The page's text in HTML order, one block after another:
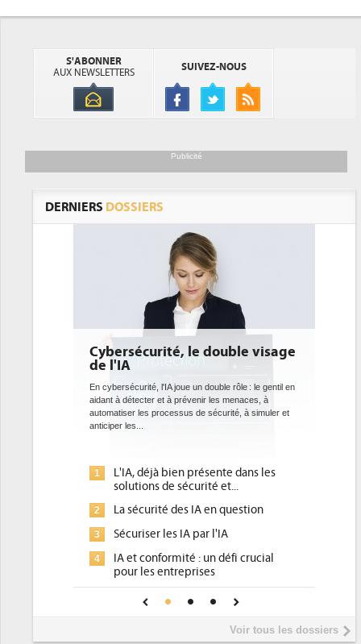
S'ABONNER
AUX NEWSLETTERS
SUIVEZ-NOUS
Publicité
DERNIERS DOSSIERS
le double visage
cybersécurité, l'IA joue un double rôle : le gentil en
à détecter et à prévenir les menaces, à
les processus de sécurité, à simuler et
L'IA, déjà bien présente dans les
solutions de sécurité et...
La sécurité des IA en question
Sécuriser les IA par l'IA
IA et conformité : un défi crucial
pour les entreprises
Une IA de confiance pour une IA
DEE: l'efficacité
datacenters
Des datacenters plus
ce que recherchent les
1
Qu'est-ce que la
2
DEE, une pression
place pour
Phocea DC dans
Interview de
président de
Voir tous les dossiers